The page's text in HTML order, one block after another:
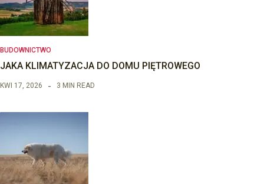
BUDOWNICTWO
JAKA KLIMATYZACJA DO DOMU PIĘTROWEGO
KWI 17, 2026 3 MIN READ